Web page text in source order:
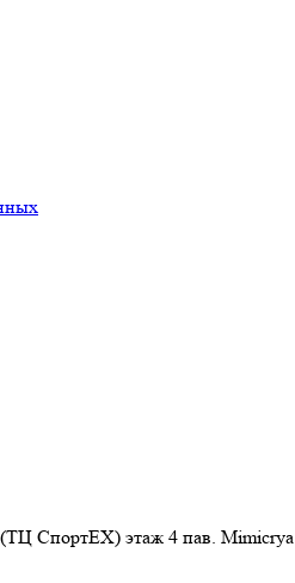
СпортEX) этаж 4 пав. Mimicrya